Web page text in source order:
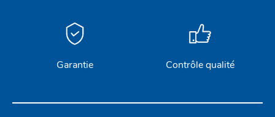
Garantie Contrôle qualité